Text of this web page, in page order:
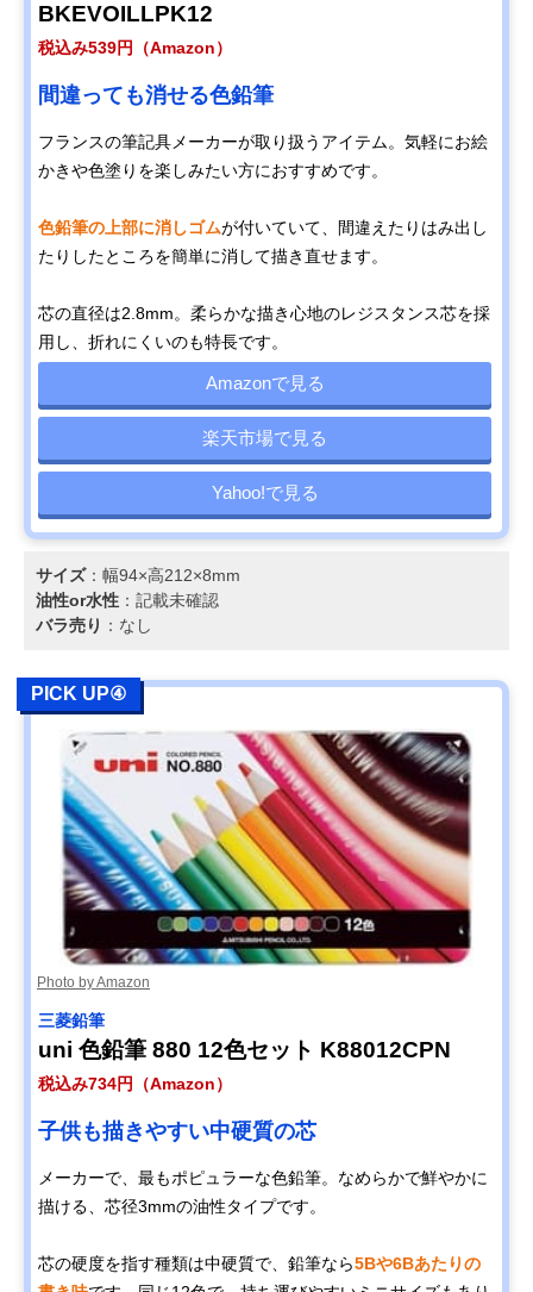
BKEVOILLPK12
税込み539円（Amazon）
間違っても消せる色鉛筆
フランスの筆記具メーカーが取り扱うアイテム。気軽にお絵
かきや色塗りを楽しみたい方におすすめです。
色鉛筆の上部に消しゴムが付いていて、間違えたりはみ出し
たりしたところを簡単に消して描き直せます。
芯の直径は2.8mm。柔らかな描き心地のレジスタンス芯を採
用し、折れにくいのも特長です。
Amazonで見る
楽天市場で見る
Yahoo!で見る
サイズ：幅94×高212×8mm
油性or水性 ：記載未確認
バラ売り ：なし
PICK UP④
Photo by Amazon
三菱鉛筆
uni 色鉛筆 880 12色セット K88012CPN
税込み734円（Amazon）
子供も描きやすい中硬質の芯
メーカーで、最もポピュラーな色鉛筆。なめらかで鮮やかに
描ける、芯径3mmの油性タイプです。
芯の硬度を指す種類は中硬質で、鉛筆なら5Bや6Bあたりの